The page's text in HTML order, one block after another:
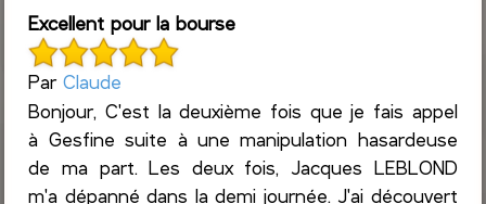
Excellent pour la bourse
ParClaude
Bonjour, C'est la deuxième fois que je fais appel
à Gesfine suite à une manipulation hasardeuse
de ma part. Les deux fois, Jacques LEBLOND
m'a dépanné dans la demi journée. J'ai découvert